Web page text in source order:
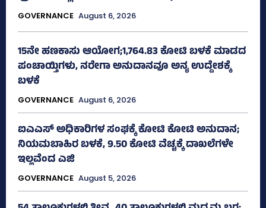
GOVERNANCE August 6, 2026
15ನೇ ಹಣಕಾಸು ಆಯೋಗ;1,764.83 ಕೋಟಿ ಬಳಕೆ ಮಾಡದ
ಪಂಚಾಯ್ತಿಗಳು, ನರೇಗಾ ಅನುದಾನವೂ ಅನ್ಯ ಉದ್ದೇಶಕ್ಕೆ
ಬಳಕೆ
GOVERNANCE August 6, 2026
ಐಎಎಸ್‌ ಅಧಿಕಾರಿಗಳ ಸಂಘಕ್ಕೆ ಕೋಟಿ ಕೋಟಿ ಅನುದಾನ;
ನಿಯಮಬಾಹಿರ ಬಳಕೆ, 9.50 ಕೋಟಿ ವೆಚ್ಚಕ್ಕೆ ದಾಖಲೆಗಳೇ
ಇಲ್ಲವೆಂದ ಎಜಿ
GOVERNANCE August 5, 2026